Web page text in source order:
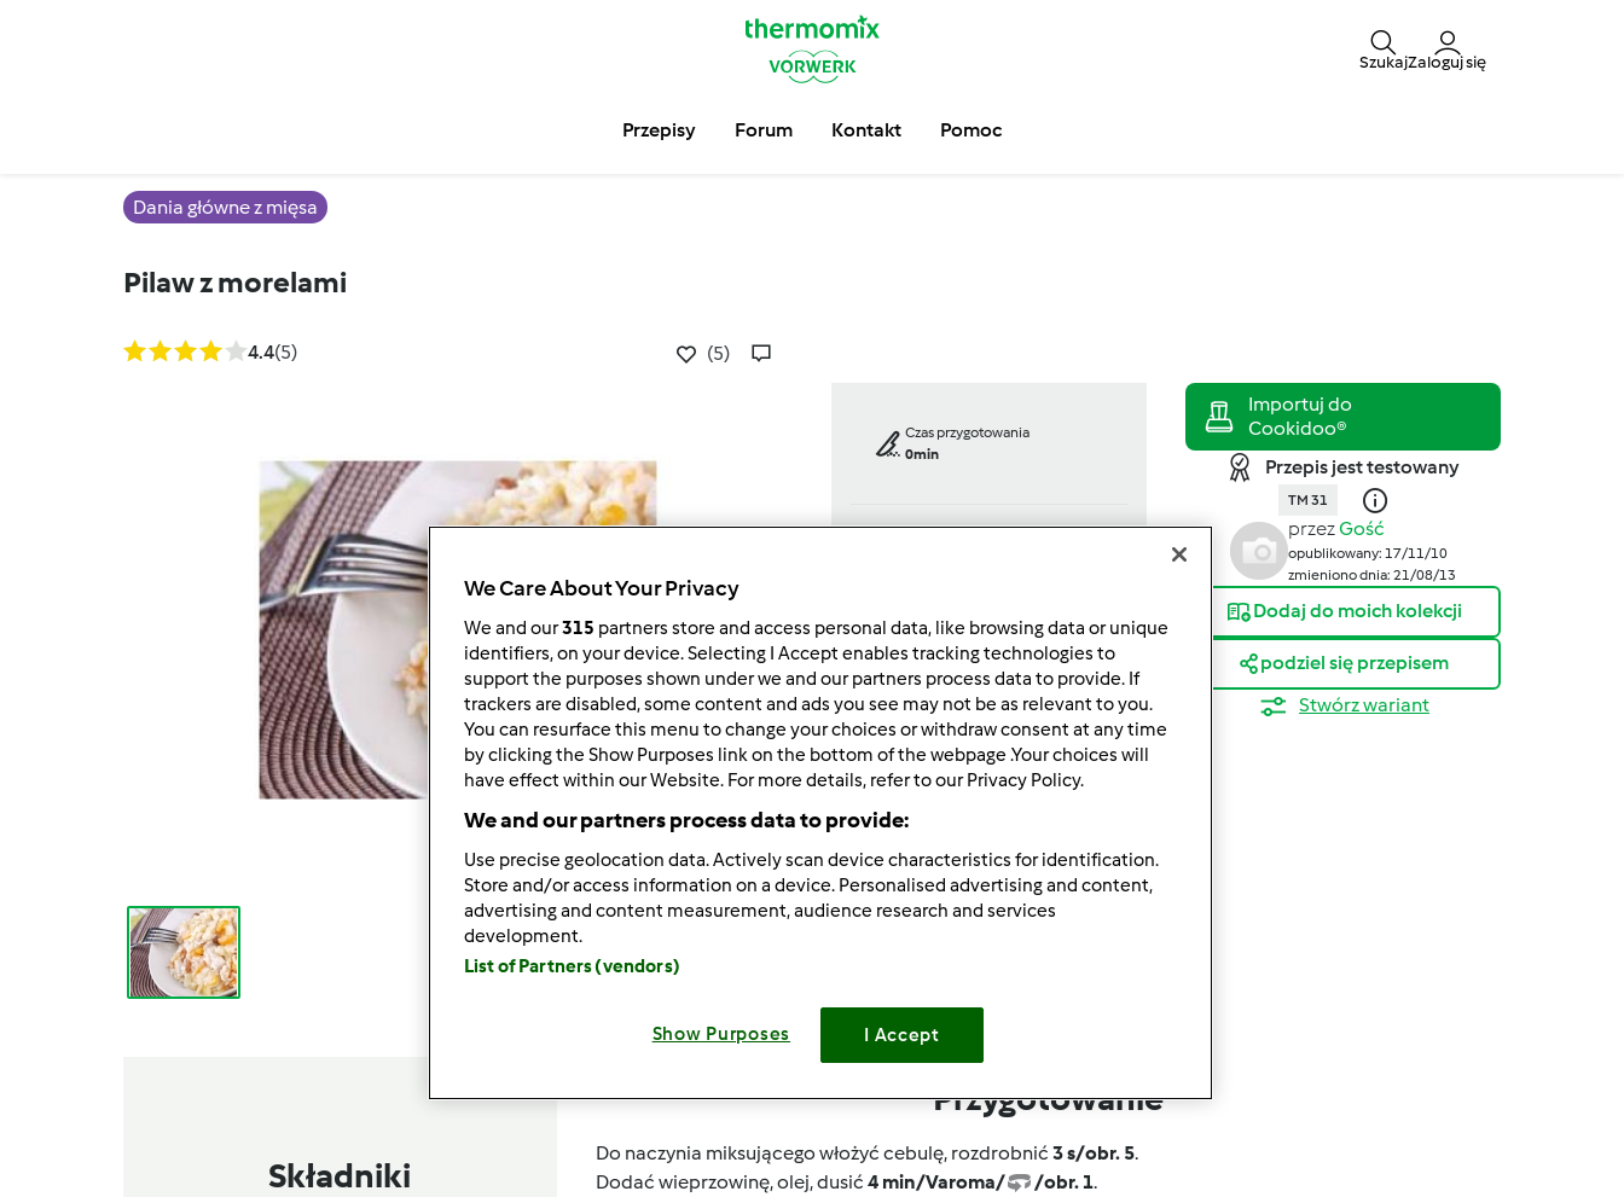
SzukajZaloguj się
Przepisy Forum Kontakt Pomoc
Dania główne z mięsa
Pilaw z morelami
4.4(5) (5)
Czas przygotowania
0min
porcja/porcje/porcji
4porcja/porcje/porcji
Łatwy
Przepis jest testowany
TM 31
przezGość
opublikowany: 17/11/10
zmieniono dnia: 21/08/13
Dodaj do moich kolekcji
podziel się przepisem
Stwórz wariant
Składniki
Przygotowanie
Do naczynia miksującego włożyć cebulę, rozdrobnić 3 s/obr. 5.
Dodać wieprzowinę, olej, dusić 4 min/Varoma/ /obr. 1.
We Care About Your Privacy
We and our315 partners store and access personal data, like browsing data or unique
identifiers, on your device. Selecting I Accept enables tracking technologies to
support the purposes shown under we and our partners process data to provide. If
trackers are disabled, some content and ads you see may not be as relevant to you.
You can resurface this menu to change your choices or withdraw consent at any time
by clicking the Show Purposes link on the bottom of the webpage .Your choices will
have effect within our Website. For more details, refer to our Privacy Policy.
We and our partners process data to provide:
Use precise geolocation data. Actively scan device characteristics for identification.
Store and/or access information on a device. Personalised advertising and content,
advertising and content measurement, audience research and services
development.
List of Partners (vendors)
Show Purposes I Accept